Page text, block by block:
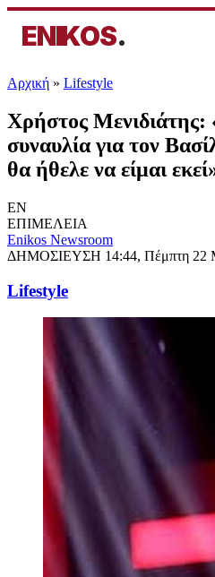
ENIKOS.
Αρχική » Lifestyle
Χρήστος Μενιδιάτης:
συναυλία για τον
θα ήθελε να είμαι
EN
ΕΠΙΜΕΛΕΙΑ
Enikos Newsroom
ΔΗΜΟΣΙΕΥΣΗ 14:44, Πέμπτη 22
Lifestyle